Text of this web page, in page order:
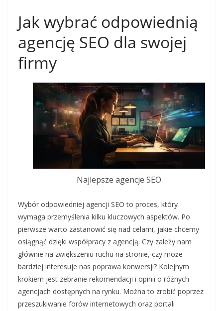
Jak wybrać odpowiednią
agencję SEO dla swojej
firmy
Najlepsze agencje SEO
Wybór odpowiedniej agencji SEO to proces, który
wymaga przemyślenia kilku kluczowych aspektów. Po
pierwsze warto zastanowić się nad celami, jakie chcemy
osiągnąć dzięki współpracy z agencją. Czy zależy nam
głównie na zwiększeniu ruchu na stronie, czy może
bardziej interesuje nas poprawa konwersji? Kolejnym
krokiem jest zebranie rekomendacji i opinii o różnych
agencjach dostępnych na rynku. Można to zrobić poprzez
przeszukiwanie forów internetowych oraz portali